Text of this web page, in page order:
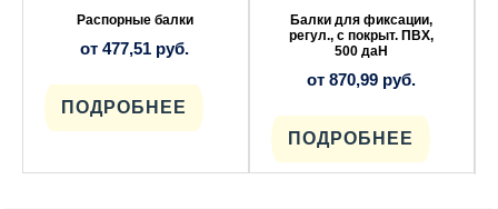
Распорные балки
от477,51 руб.
ПОДРОБНЕЕ
выбрать
странице
Балки для фиксации,
регул., с покрыт. ПВХ,
500 даН
от 870,99 руб.
ПОДРОБНЕЕ
выбрать